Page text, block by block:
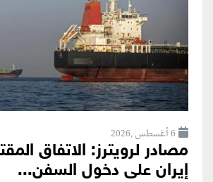
6 أغسطس ,2026
مصادر لرويترز: الاتفاق
إيران على دخول السفن...